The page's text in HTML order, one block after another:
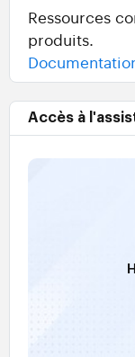
Ressources
produits.
Accès à